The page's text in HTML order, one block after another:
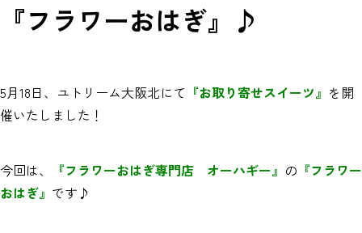
『フラワーおはぎ』♪
5月18日、ユトリーム大阪北にて 『お取り寄せスイーツ』 を開
催いたしました！
今回は、 『フラワーおはぎ専門店 オーハギー』 の 『フラワー
おはぎ』 です♪